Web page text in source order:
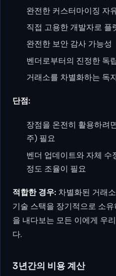
완전한 커스터마이징 자
직접 고용한 개발자로 플
완전한 보안 감사 가능성
벤더로부터의 진정한 독
거래소를 차별화하는 독
단점:
장점을 온전히 활용하려
주) 필요
벤더 업데이트와 자체 수
정도 조율이 필요
적합한 경우: 차별화된 거래
기술 스택을 장기적으로 소
을 내다보는 모든 이에게 우
다.
3년간의 비용 계산